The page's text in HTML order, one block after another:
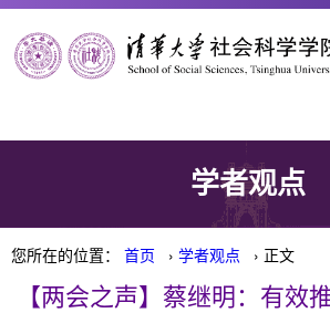
学者观点
您所在的位置： 首页 › 学者观点 › 正文
【两会之声】蔡继明：有效